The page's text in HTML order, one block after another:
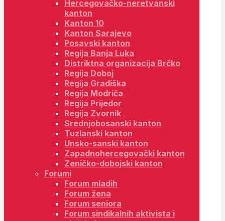
Hercegovačko-neretvanski
kanton
Kanton 10
Kanton Sarajevo
Posavski kanton
Regija Banja Luka
Distriktna organizacija Brčko
Regija Doboj
Regija Gradiška
Regija Modriča
Regija Prijedor
Regija Zvornik
Srednjobosanski kanton
Tuzlanski kanton
Unsko-sanski kanton
Zapadnohercegovački kanton
Zeničko-dobojski kanton
Forumi
Forum mladih
Forum žena
Forum seniora
Forum sindikalnih aktivista i